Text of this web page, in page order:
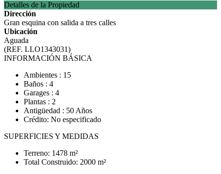
Detalles de la Propiedad
Dirección
Gran esquina con salida a tres calles
Ubicación
Aguada
(REF. LLO1343031)
INFORMACIÓN BÁSICA
Ambientes : 15
Baños : 4
Garages : 4
Plantas : 2
Antigüedad : 50 Años
Crédito: No especificado
SUPERFICIES Y MEDIDAS
Terreno: 1478 m²
Total Construido: 2000 m²